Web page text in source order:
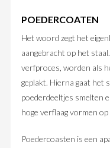
POEDERCOATEN
Het woord zegt het
aangebracht op het
verfproces, worden als
geplakt. Hierna gaat het
poederdeeltjes smelten
hoge verflaag vormen
Poedercoasten is een